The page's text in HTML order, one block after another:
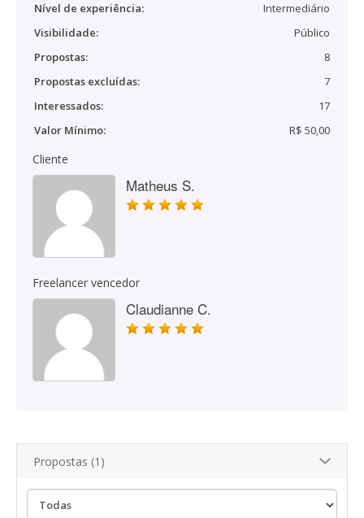
Nível de experiência:
Intermediário
Visibilidade:
Público
Propostas:
8
Propostas excluídas:
7
Interessados:
17
Valor Mínimo:
R$ 50,00
Cliente
Matheus S.
Freelancer vencedor
Claudianne C.
Propostas (1)